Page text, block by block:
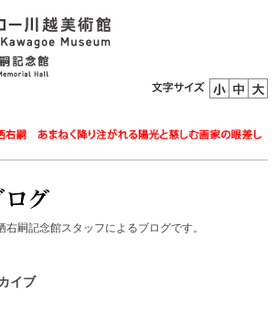
嗣記念館スタッフによるブログです。
イブ